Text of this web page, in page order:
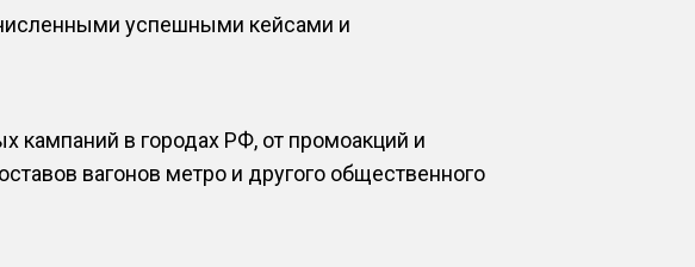
успешными кейсами и
в городах РФ, от промоакций и
вагонов метро и другого общественного